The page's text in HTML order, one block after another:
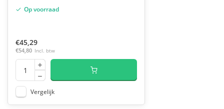
Op voorraad
€45,29
€54,80 Incl. btw
Vergelijk